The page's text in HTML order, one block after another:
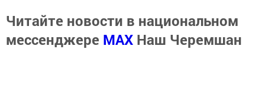
Читайте новости в национальном
мессенджере MАХ Наш Черемшан